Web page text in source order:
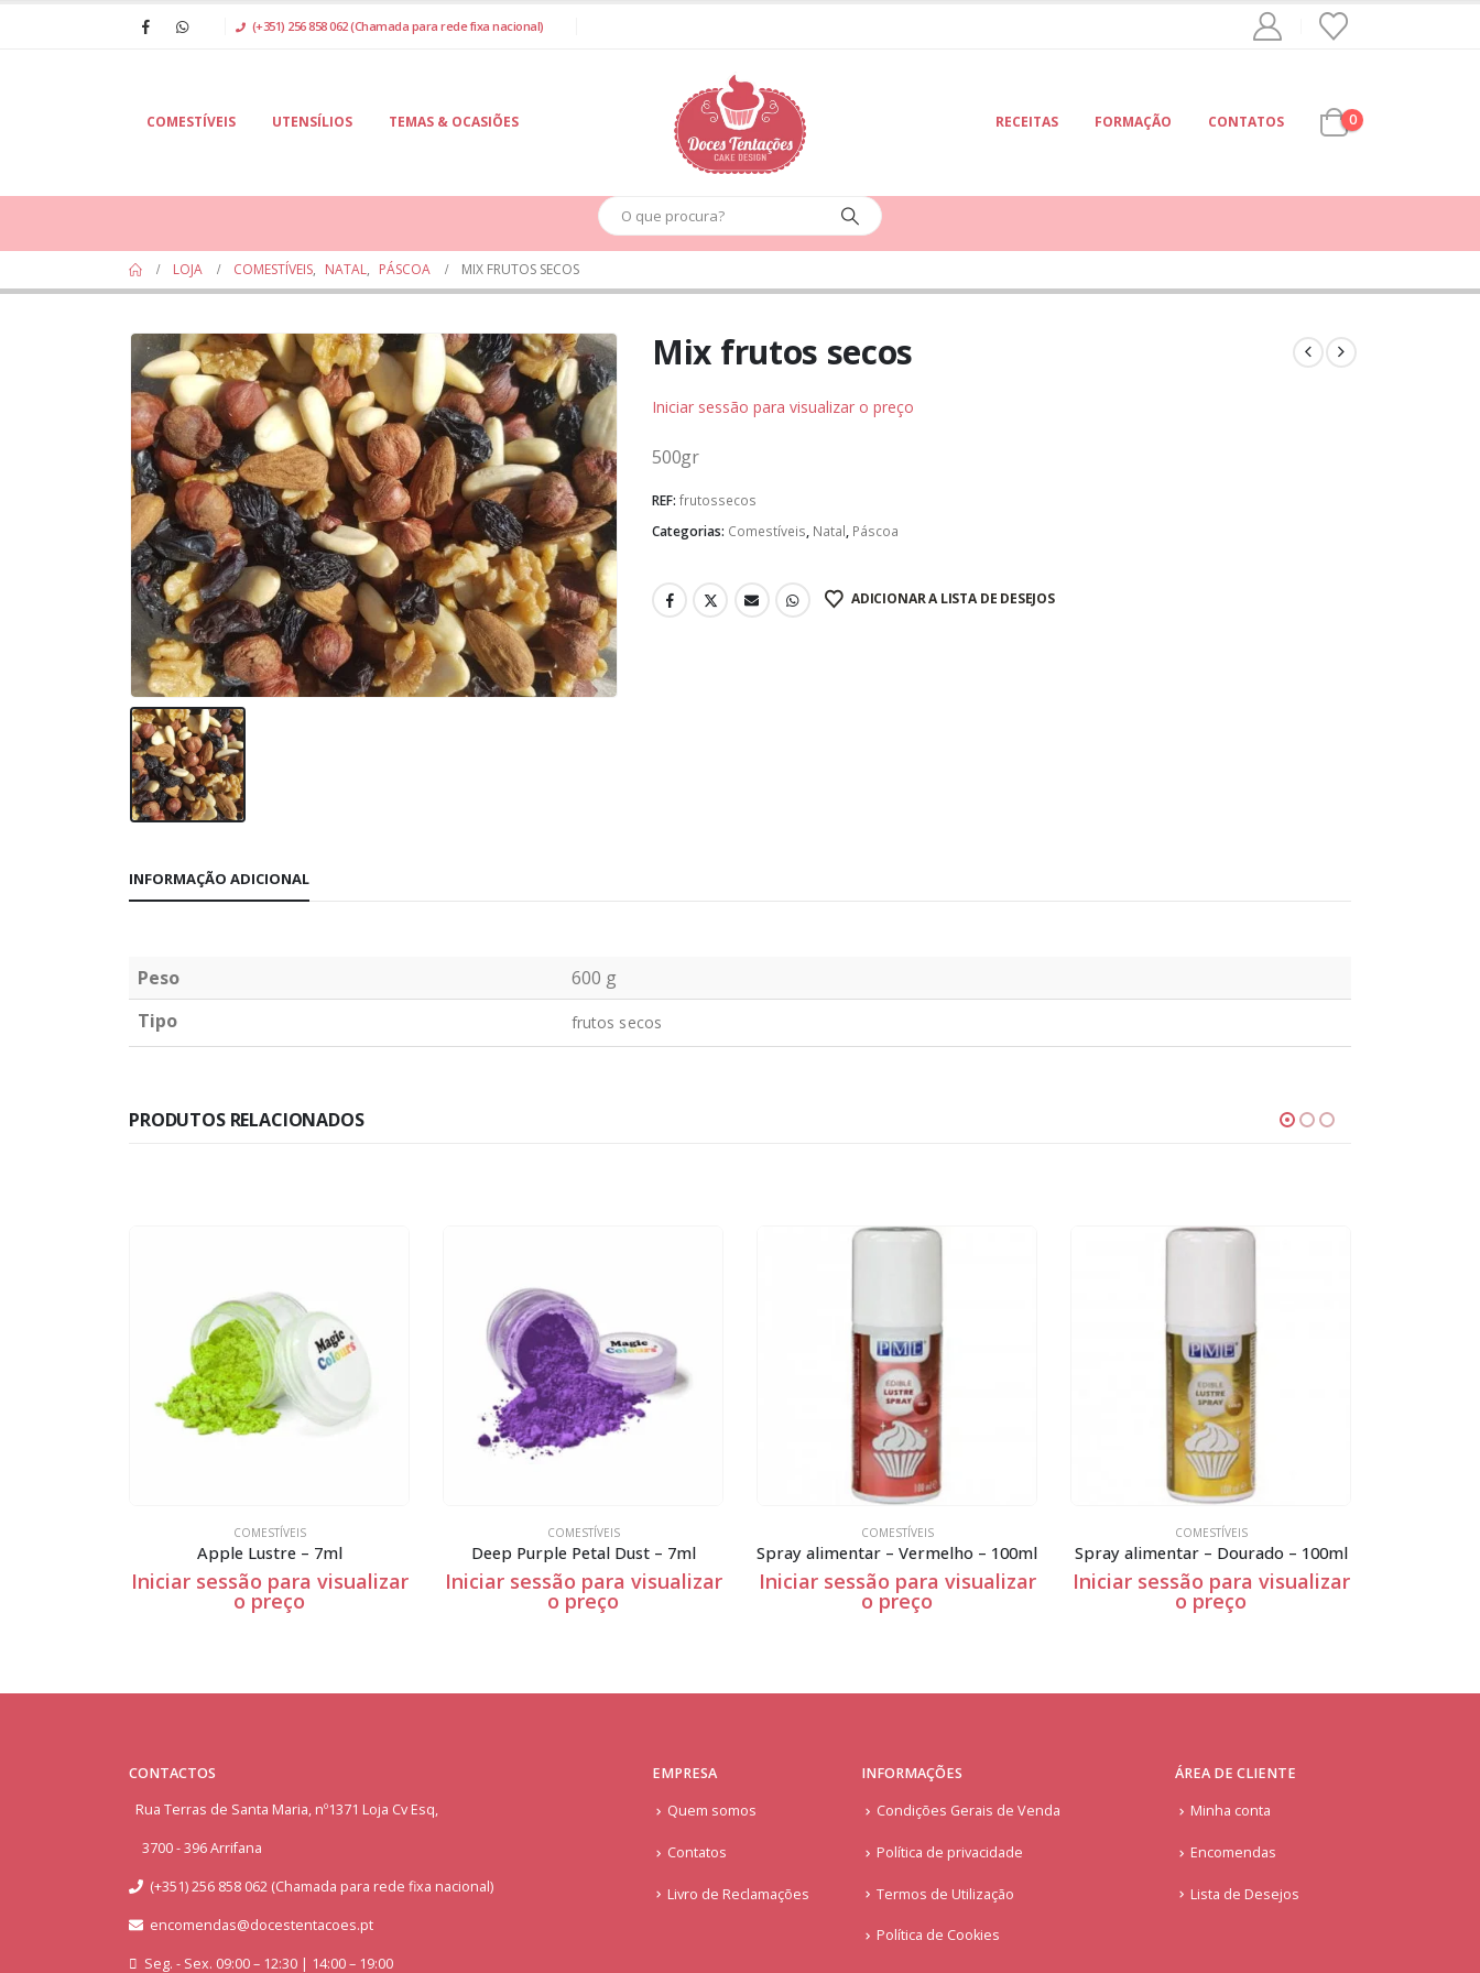
(+351) 256 858 062 (Chamada para rede fixa nacional)
COMESTÍVEIS UTENSÍLIOS TEMAS & OCASIÕES RECEITAS FORMAÇÃO CONTATOS 0
LOJA COMESTÍVEIS, NATAL, PÁSCOA MIX FRUTOS SECOS
Mix frutos secos
Iniciar sessão para visualizar o preço
500gr
REF: frutossecos
Categorias: Comestíveis, Natal, Páscoa
ADICIONAR A LISTA DE DESEJOS
INFORMAÇÃO ADICIONAL
Peso
600 g
Tipo
frutos secos
PRODUTOS RELACIONADOS
COMESTÍVEIS
Deep Purple Petal Dust – 7ml
Iniciar sessão para visualizar
o preço
COMESTÍVEIS
Spray alimentar – Vermelho – 100ml
Iniciar sessão para visualizar
o preço
COMESTÍVEIS
Spray alimentar – Dourado – 100ml
Iniciar sessão para visualizar
o preço
COMESTÍVEIS,DIA DOS NAMORADOS
Renda pronta Dourado
Iniciar sessão para visualizar
o preço
CONTACTOS
Rua Terras de Santa Maria, nº1371 Loja Cv Esq,
3700 - 396 Arrifana
(+351) 256 858 062 (Chamada para rede fixa nacional)
encomendas@docestentacoes.pt
Seg. - Sex. 09:00 – 12:30 | 14:00 – 19:00
EMPRESA
Quem somos
Contatos
Livro de Reclamações
INFORMAÇÕES
Condições Gerais de Venda
Política de privacidade
Termos de Utilização
Política de Cookies
ÁREA DE CLIENTE
Minha conta
Encomendas
Lista de Desejos